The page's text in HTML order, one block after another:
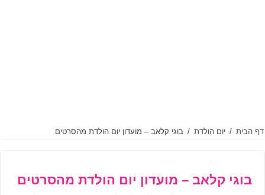
דף הבית / יום הולדת / בוגי קלאב – מועדון יום הולדת מהסרטים
בוגי קלאב – מועדון יום הולדת מהסרטים